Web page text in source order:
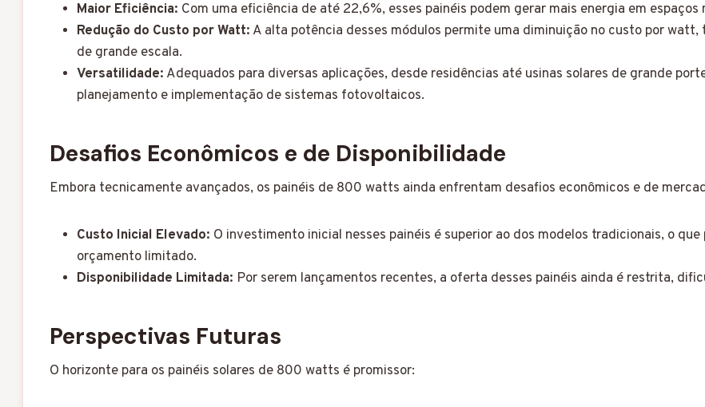
Maior Eficiência: Com uma eficiência de até 22,6%, esses painéis podem gerar mais energia em
Redução do Custo por Watt: A alta potência desses módulos permite uma diminuição no custo por
de grande escala.
Versatilidade: Adequados para diversas aplicações, desde residências até usinas solares de grande
planejamento e implementação de sistemas fotovoltaicos.
Desafios Econômicos e de Disponibilidade
Embora tecnicamente avançados, os painéis de 800 watts ainda enfrentam desafios econômicos e de
Custo Inicial Elevado: O investimento inicial nesses painéis é superior ao dos modelos tradicionais, o
orçamento limitado.
Disponibilidade Limitada: Por serem lançamentos recentes, a oferta desses painéis ainda é restrita,
Perspectivas Futuras
O horizonte para os painéis solares de 800 watts é promissor: